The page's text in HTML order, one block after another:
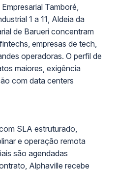
Tamboré,
1 a 11, Aldeia da
de Barueri concentram
empresas de tech,
operadoras. O perfil de
maiores, exigência
com data centers
SLA estruturado,
e operação remota
são agendadas
Alphaville recebe